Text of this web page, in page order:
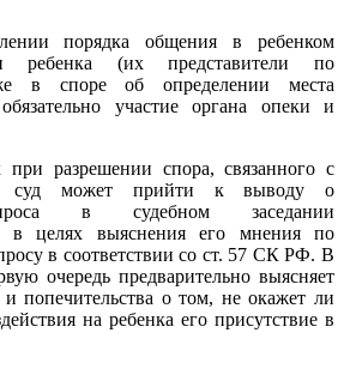
порядка общения в ребенком
ребенка (их представители по
в споре об определении места
участие органа опеки и
при разрешении спора, связанного с
суд может прийти к выводу о
в судебном заседании
в целях выяснения его мнения по
в соответствии со ст. 57 СК РФ. В
очередь предварительно выясняет
попечительства о том, не окажет ли
на ребенка его присутствие в